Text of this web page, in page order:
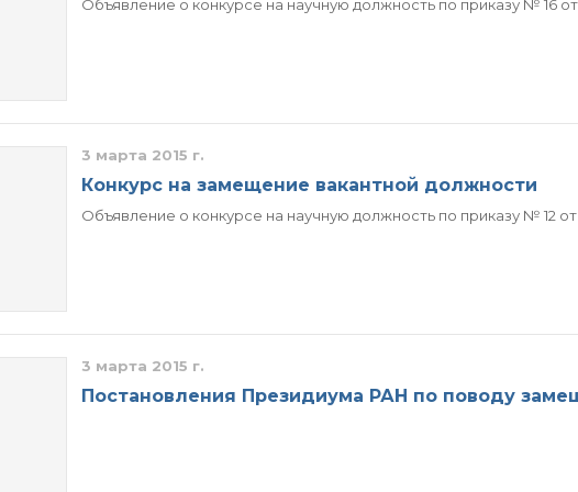
Конкурсы вакантных
Объявление о конкурсе на научную должность по приказу № 16 от
3 марта 2015 г.
Конкурс на замещение вакантной должности
Объявление о конкурсе на научную должность по приказу № 12 от
3 марта 2015 г.
Постановления Президиума РАН по поводу